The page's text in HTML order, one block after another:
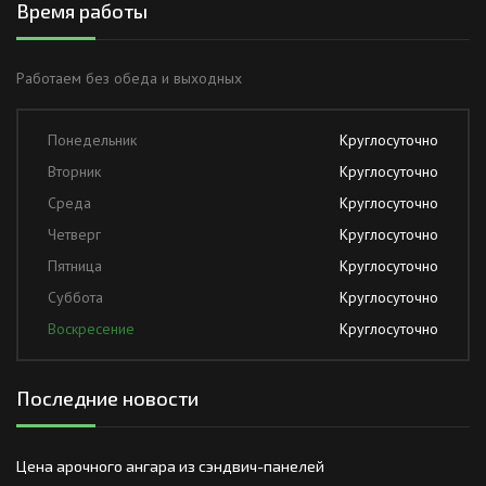
Время работы
Работаем без обеда и выходных
Понедельник
Круглосуточно
Вторник
Круглосуточно
Среда
Круглосуточно
Четверг
Круглосуточно
Пятница
Круглосуточно
Суббота
Круглосуточно
Воскресение
Круглосуточно
Последние новости
Цена арочного ангара из сэндвич-панелей